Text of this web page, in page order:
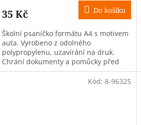
35 Kč Do košíku
Školní psaníčko formátu A4 s motivem
auta. Vyrobeno z odolného
polypropylenu, uzavírání na druk.
Chrání dokumenty a pomůcky před
poškozením.
Kód: 8-96325